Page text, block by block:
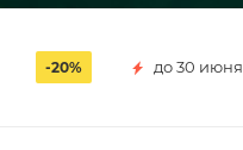
-20% до 30